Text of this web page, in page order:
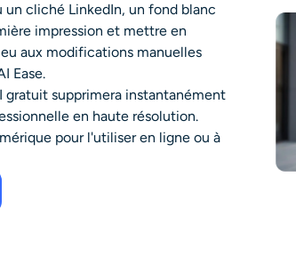
un cliché LinkedIn, un fond blanc
impression et mettre en
aux modifications manuelles
Ease.
supprimera instantanément
en haute résolution.
pour l'utiliser en ligne ou à